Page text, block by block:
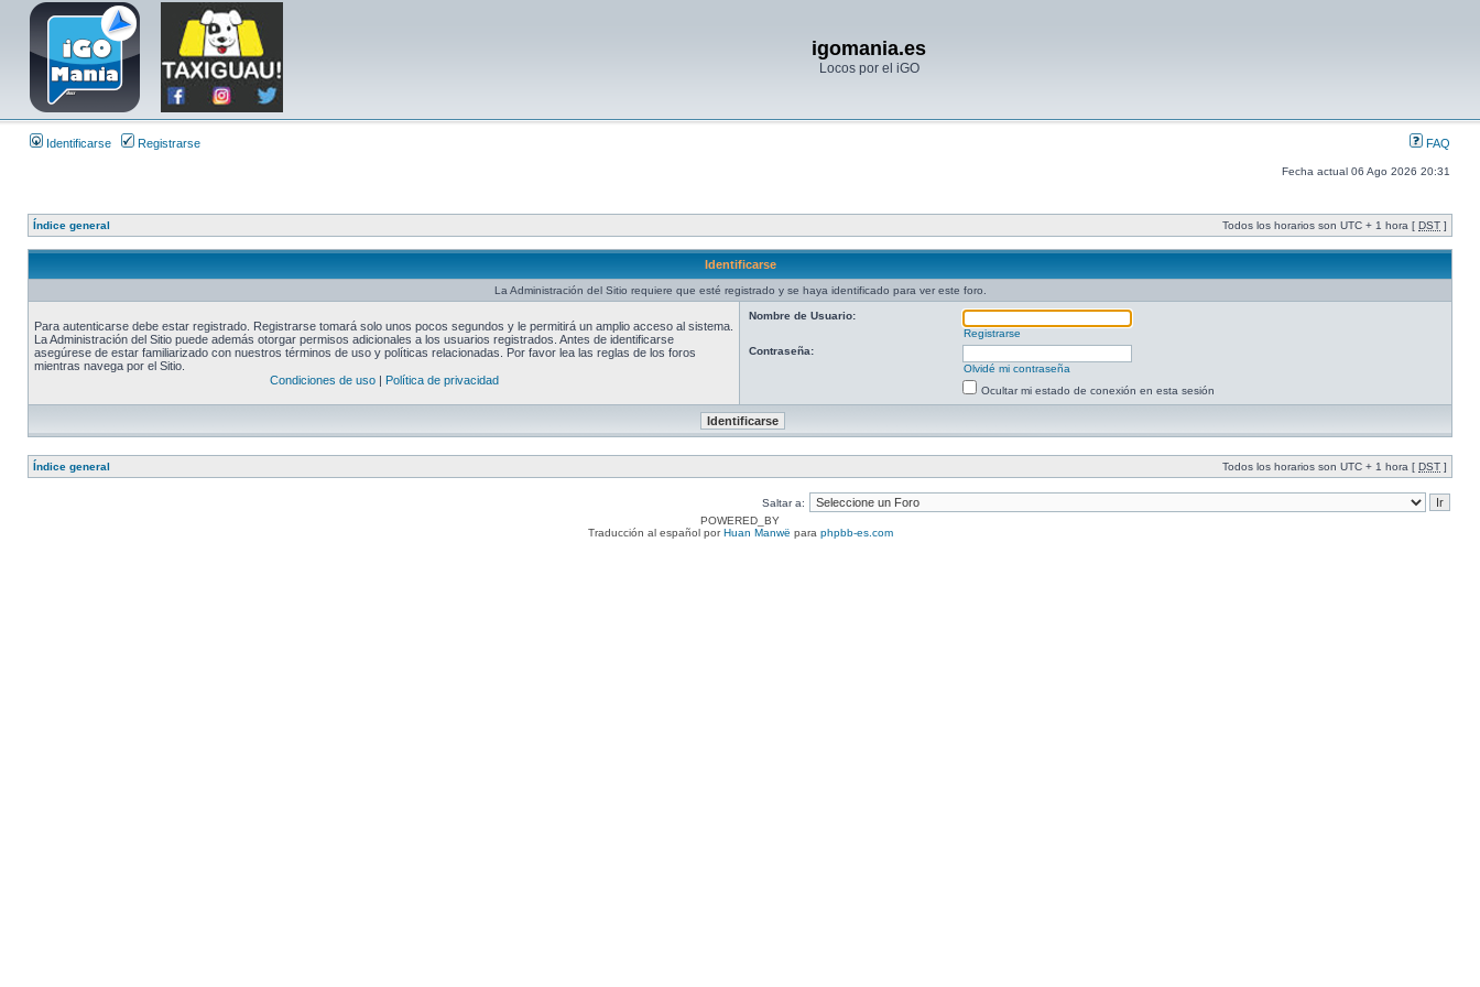
igomania.es
Locos por el iGO
Identificarse Registrarse FAQ
Fecha actual 06 Ago 2026 20:31
Índice general Todos los horarios son UTC + 1 hora [ DST ]
Identificarse
La Administración del Sitio requiere que esté registrado y se haya identificado para ver este foro.
Para autenticarse debe estar registrado. Registrarse tomará solo unos pocos segundos y le permitirá un amplio acceso al sistema.
La Administración del Sitio puede además otorgar permisos adicionales a los usuarios registrados. Antes de identificarse
asegúrese de estar familiarizado con nuestros términos de uso y políticas relacionadas. Por favor lea las reglas de los foros
mientras navega por el Sitio.
Condiciones de uso| Política de privacidad
Nombre de Usuario:
Registrarse
Contraseña:
Olvidé mi contraseña
Ocultar mi estado de conexión en esta sesión
Índice general Todos los horarios son UTC + 1 hora [ DST ]
Saltar a:
POWERED_BY
Traducción al español porHuan Manwë para phpbb-es.com